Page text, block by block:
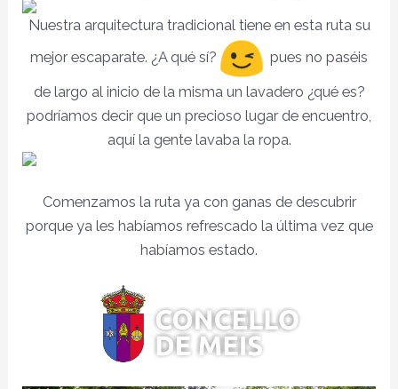
Nuestra arquitectura tradicional tiene en esta ruta su
mejor escaparate. ¿A qué sí?
pues no paséis
de largo al inicio de la misma un lavadero ¿qué es?
podríamos decir que un precioso lugar de encuentro,
aquí la gente lavaba la ropa.
Comenzamos la ruta ya con ganas de descubrir
porque ya les habíamos refrescado la última vez que
habíamos estado.